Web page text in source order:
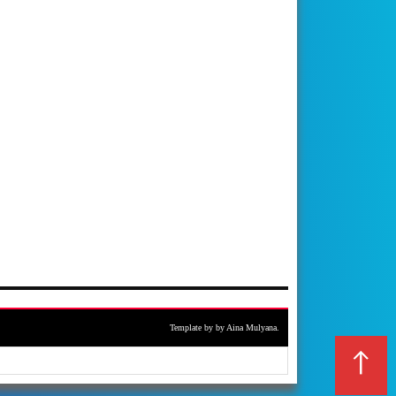
Template by by Aina Mulyana.
↑